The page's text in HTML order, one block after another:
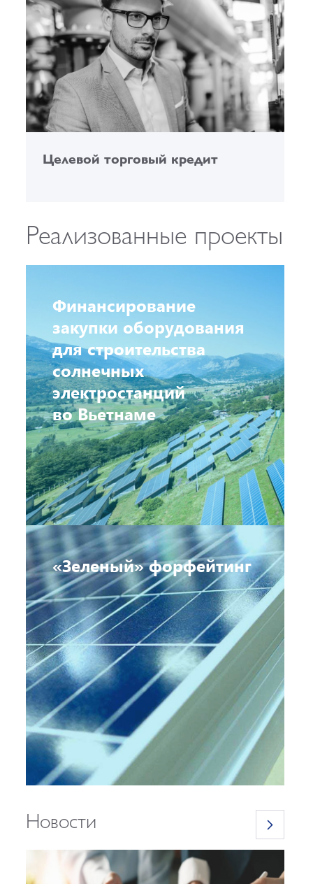
Целевой торговый кредит
Реализованные проекты
Финансирование
закупки оборудования
для строительства
солнечных
электростанций
во Вьетнаме
«Зеленый» форфейтинг
Новости